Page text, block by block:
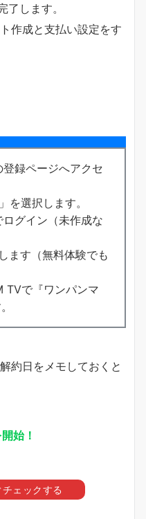
します。
作成と支払い設定をす
録ページへアクセ
選択します。
グイン（未作成な
す（無料体験でも
で『ワンパンマ
約日をメモしておくと
始！
ェックする